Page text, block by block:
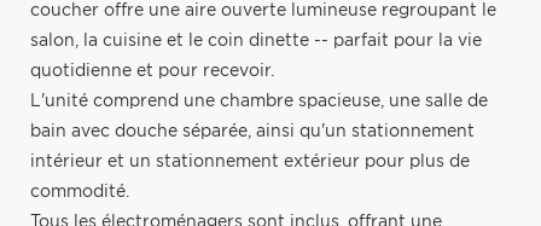
coucher offre une aire ouverte lumineuse regroupant le
salon, la cuisine et le coin dinette -- parfait pour la vie
quotidienne et pour recevoir.
L'unité comprend une chambre spacieuse, une salle de
bain avec douche séparée, ainsi qu'un stationnement
intérieur et un stationnement extérieur pour plus de
commodité.
Tous les électroménagers sont inclus, offrant une